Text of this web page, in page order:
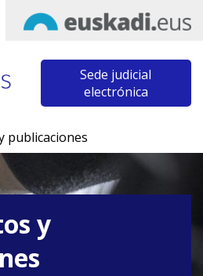
Sede judicial
electrónica
publicaciones
y